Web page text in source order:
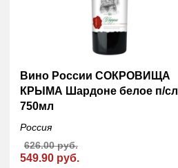
Вино России СОКРОВИЩА
КРЫМА Шардоне белое п/сл
750мл
Россия
549.90 руб.
626.00 руб.